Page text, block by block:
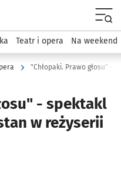
Wydarzenia
Teatr i opera Na weekend
- spektakl
w reżyserii